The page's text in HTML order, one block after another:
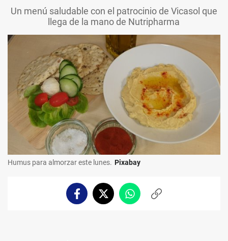
Un menú saludable con el patrocinio de Vicasol que
llega de la mano de Nutripharma
Humus para almorzar este lunes. Pixabay
FacebookTwitterWhatsappCopiar